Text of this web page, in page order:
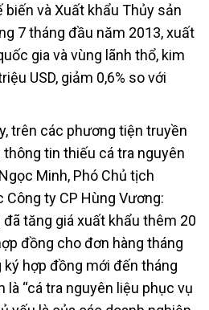
biến và Xuất khẩu Thủy sản
7 tháng đầu năm 2013, xuất
gia và vùng lãnh thổ, kim
USD, giảm 0,6% so với
trên các phương tiện truyền
tin thiếu cá tra nguyên
Minh, Phó Chủ tịch
Công ty CP Hùng Vương:
tăng giá xuất khẩu thêm 20
đồng cho đơn hàng tháng
ký hợp đồng mới đến tháng
là “cá tra nguyên liệu phục vụ